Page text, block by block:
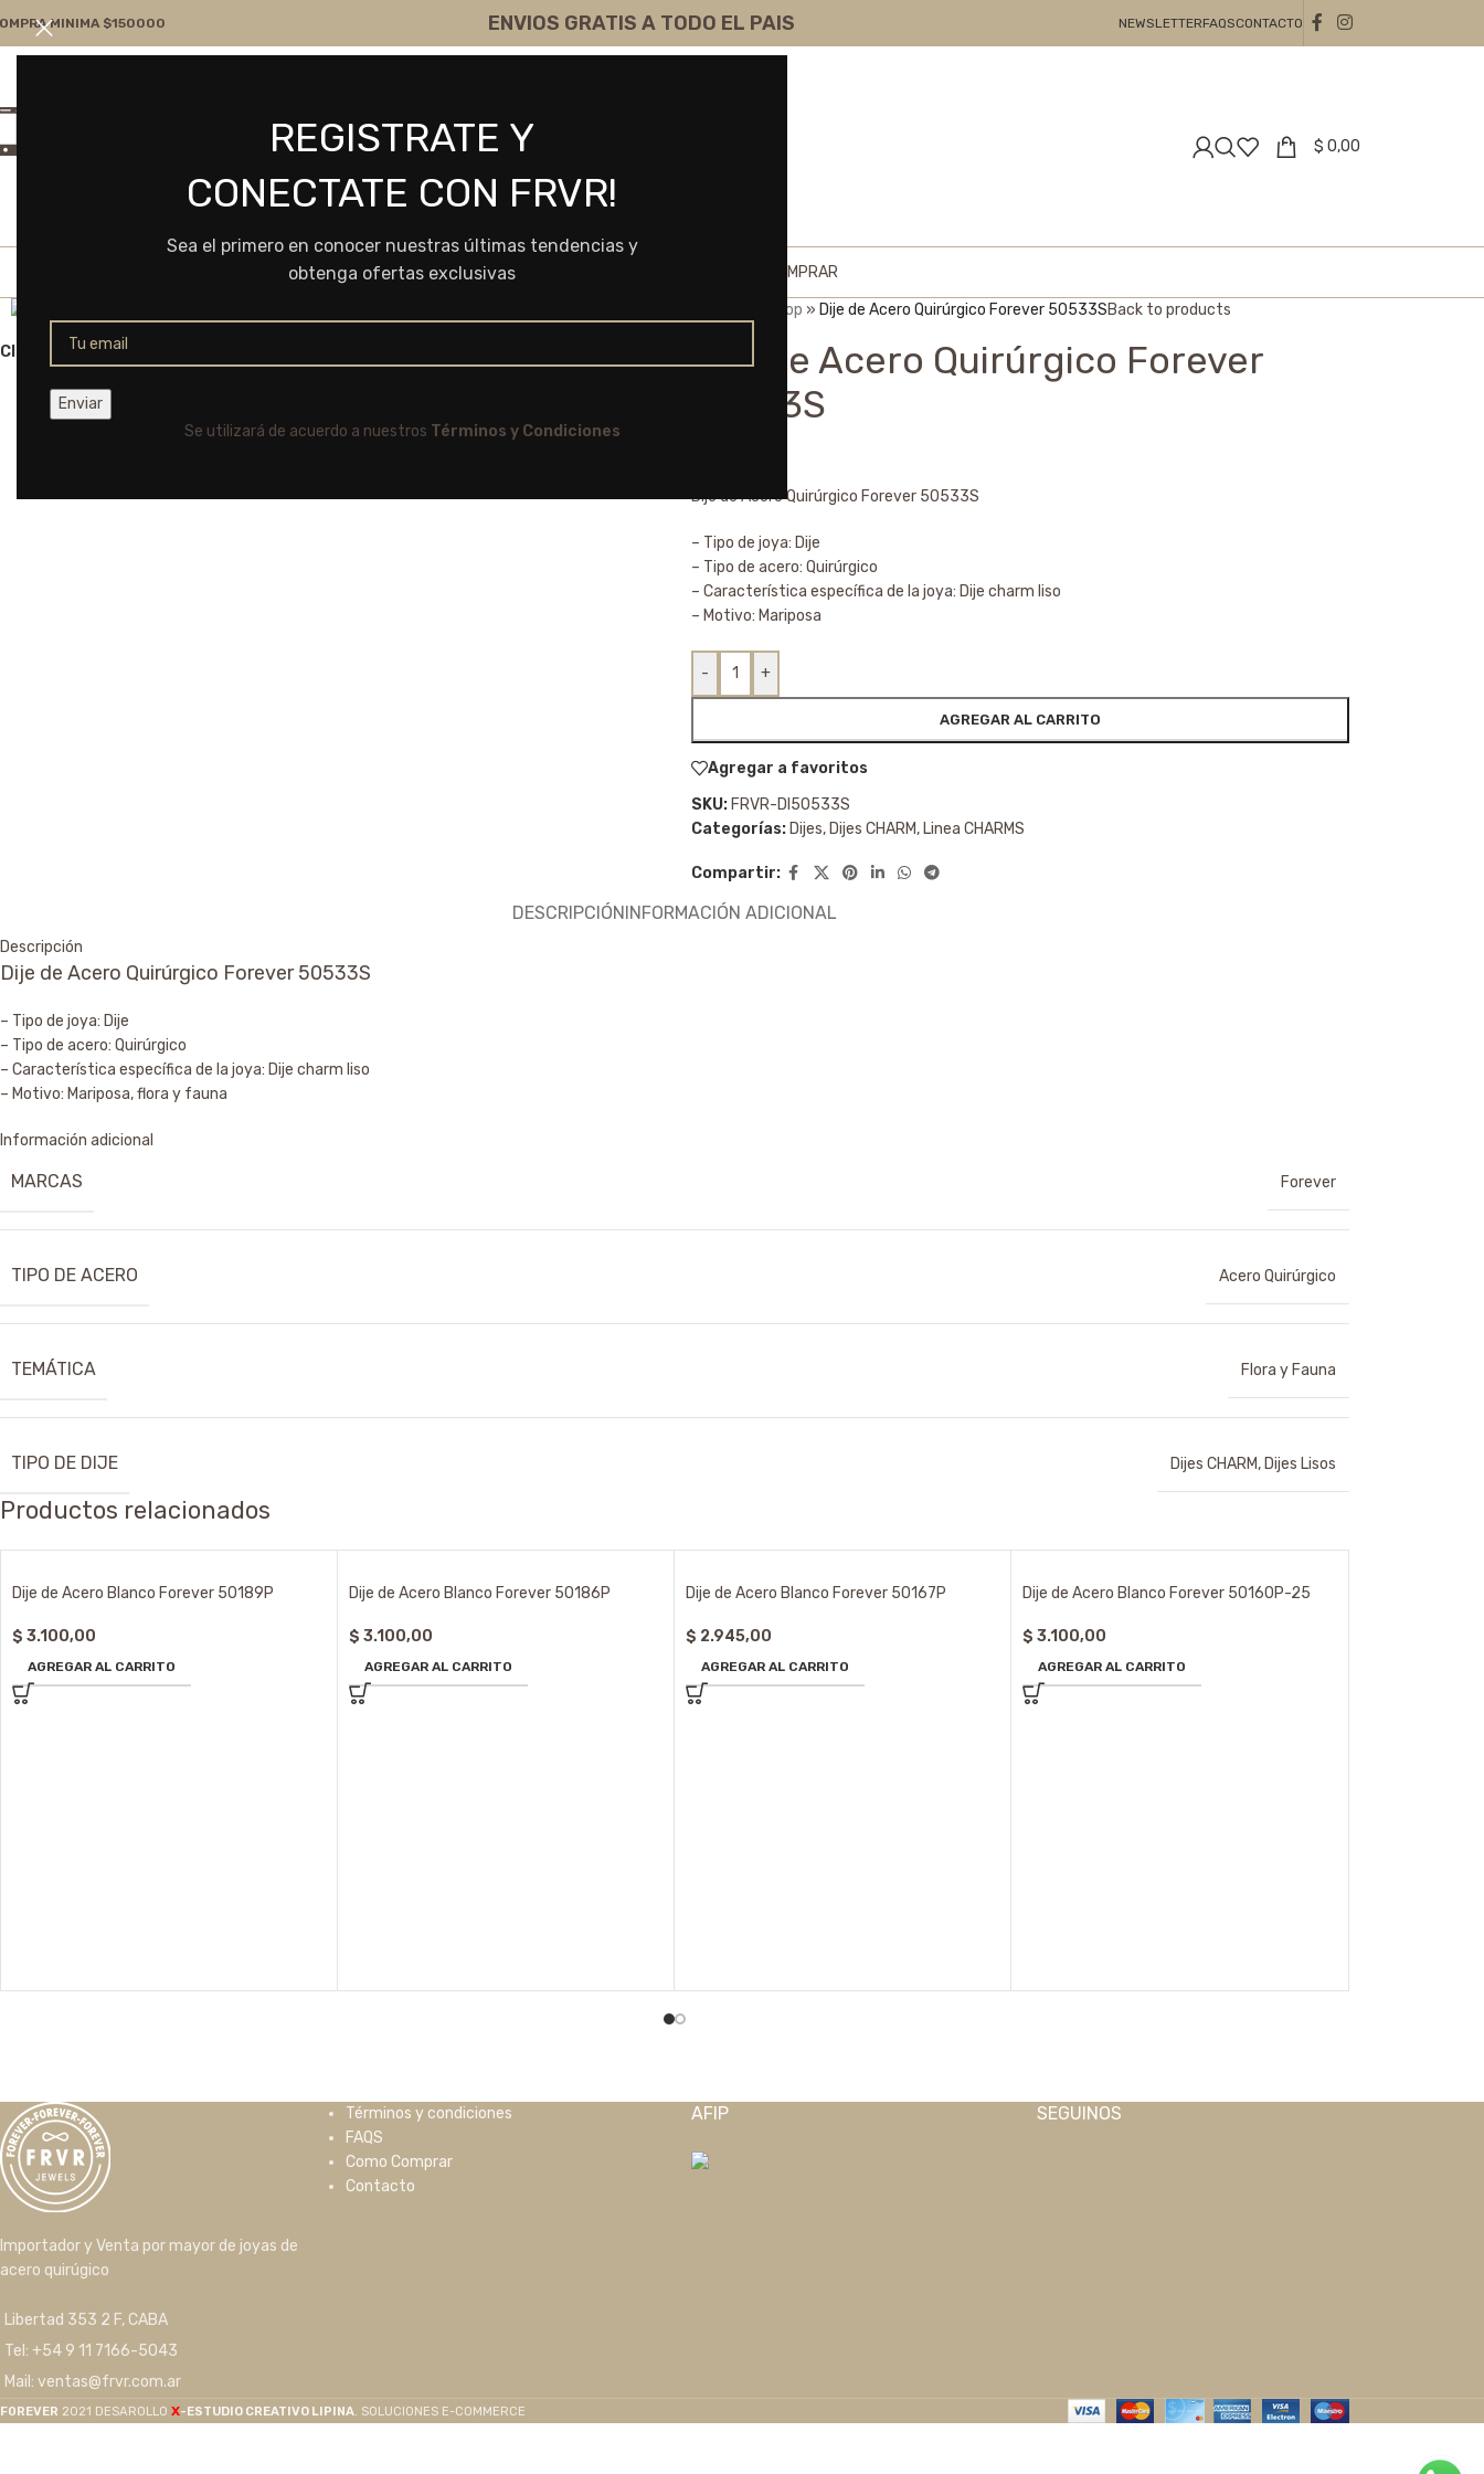
REGISTRATE Y
CONECTATE CON FRVR!
Sea el primero en conocer nuestras últimas tendencias y
obtenga ofertas exclusivas
Se utilizará de acuerdo a nuestros Términos y Condiciones
MINIMA $150000 ENVIOS GRATIS A TODO EL PAIS NEWSLETTERFAQSCONTACTO
ventas@frvr.com.ar
$ 0,00
HOME COMO COMPRAR
Click to enlarge
Shop » Dije de Acero Quirúrgico Forever 50533SBack to products
Dije de Acero Quirúrgico Forever
50533S
Dije de Acero Quirúrgico Forever 50533S
– Tipo de joya: Dije
– Tipo de acero: Quirúrgico
– Característica específica de la joya: Dije charm liso
– Motivo: Mariposa
- +
AGREGAR AL CARRITO
Agregar a favoritos
SKU: FRVR-DI50533S
Categorías: Dijes, Dijes CHARM, Linea CHARMS
Compartir:
DESCRIPCIÓNINFORMACIÓN ADICIONAL
Descripción
Dije de Acero Quirúrgico Forever 50533S
– Tipo de joya: Dije
– Tipo de acero: Quirúrgico
– Característica específica de la joya: Dije charm liso
– Motivo: Mariposa, flora y fauna
Información adicional
MARCAS Forever
TIPO DE ACERO Acero Quirúrgico
TEMÁTICA Flora y Fauna
TIPO DE DIJE Dijes CHARM, Dijes Lisos
Productos relacionados
Dije de Acero Blanco Forever 50189P
$ 3.100,00
AGREGAR AL CARRITO
Dije de Acero Blanco Forever 50186P
$ 3.100,00
AGREGAR AL CARRITO
Dije de Acero Blanco Forever 50167P
$ 2.945,00
AGREGAR AL CARRITO
Dije de Acero Blanco Forever 50160P-25
$ 3.100,00
AGREGAR AL CARRITO
Importador y Venta por mayor de joyas de
acero quirúgico
Libertad 353 2 F, CABA
Tel: +54 9 11 7166-5043
Mail: ventas@frvr.com.ar
Términos y condiciones
FAQS
Como Comprar
Contacto
AFIP SEGUINOS
F0REVER 2021 DESAROLLO X-ESTUDIO CREATIVO LIPINA. SOLUCIONES E-COMMERCE